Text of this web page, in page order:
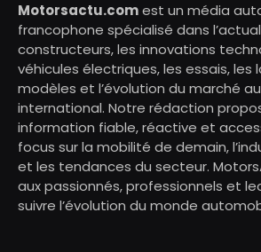
Motorsactu.comest un média
francophone spécialisé dans
constructeurs, les innovations
véhicules électriques, les essais, les
modèles et l’évolution du marché
international. Notre rédaction
information fiable, réactive et
focus sur la mobilité de demain,
et les tendances du secteur.
aux passionnés, professionnels et
suivre l’évolution du monde